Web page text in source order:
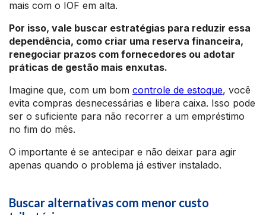
mais com o IOF em alta.
Por isso, vale buscar estratégias para reduzir essa
dependência, como criar uma reserva financeira,
renegociar prazos com fornecedores ou adotar
práticas de gestão mais enxutas.
Imagine que, com um bom controle de estoque, você
evita compras desnecessárias e libera caixa. Isso pode
ser o suficiente para não recorrer a um empréstimo
no fim do mês.
O importante é se antecipar e não deixar para agir
apenas quando o problema já estiver instalado.
Buscar alternativas com menor custo